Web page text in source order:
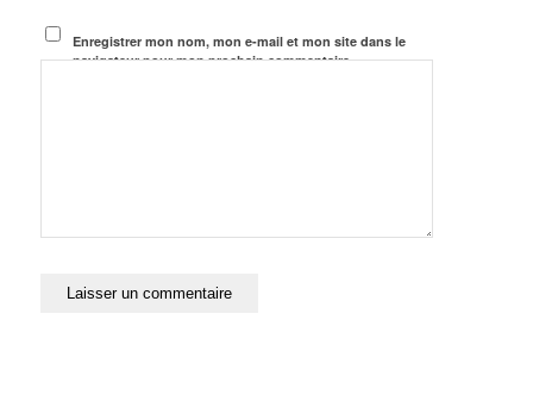
Enregistrer mon nom, mon e-mail et mon site dans le
navigateur pour mon prochain commentaire.